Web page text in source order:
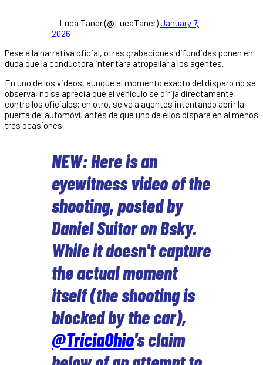
— Luca Taner (@LucaTaner)January 7,
2026
Pese a la narrativa oficial, otras grabaciones difundidas ponen en
duda que la conductora intentara atropellar a los agentes.
En uno de los videos, aunque el momento exacto del disparo no se
observa, no se aprecia que el vehículo se dirija directamente
contra los oficiales; en otro, se ve a agentes intentando abrir la
puerta del automóvil antes de que uno de ellos dispare en al menos
tres ocasiones.
NEW: Here is an
eyewitness video of the
shooting, posted by
Daniel Suitor on Bsky.
While it doesn't capture
the actual moment
itself (the shooting is
blocked by the car),
@TriciaOhio's claim